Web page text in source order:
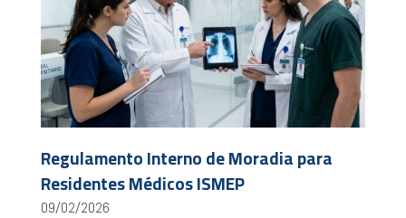
Regulamento Interno de Moradia para
Residentes Médicos ISMEP
09/02/2026